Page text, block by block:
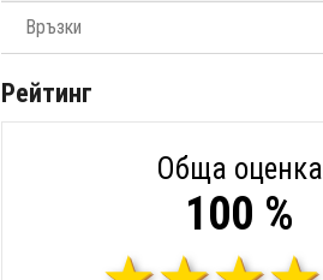
Връзки
Рейтинг
Обща оценка
100 %